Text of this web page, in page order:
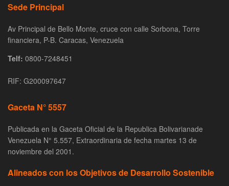
Sede Principal
Av Principal de Bello Monte, cruce con calle Sorbona, Torre
financiera, P-B. Caracas, Venezuela
Telf: 0800-7248451
RIF: G200097647
Gaceta N° 5557
Publicada en la Gaceta Oficial de la Republica Bolivarianade
Venezuela N° 5.557, Extraordinaria de fecha martes 13 de
noviembre del 2001.
Alineados con los Objetivos de Desarrollo Sostenible